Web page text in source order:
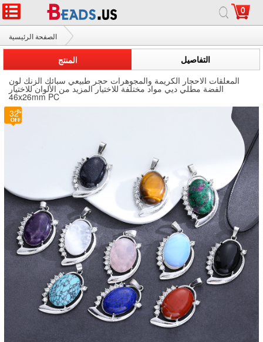
0
الصفحة الرئيسية
المعلقات الاحجار الكريمة والمجوهرات
المنتج
التفاصيل
المعلقات الاحجار الكريمة والمجوهرات حجر طبيعي سبائك الزنك لون
الفضة مطلي ديي مواد مختلفة للاختيار المزيد من الألوان للاختيار
46x26mm PC